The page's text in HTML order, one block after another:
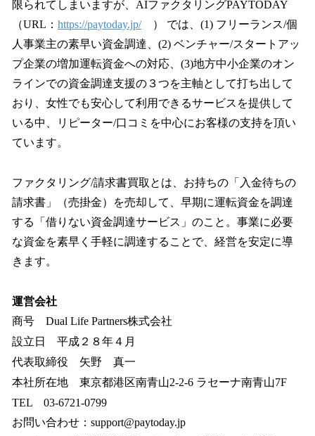
限られてしまいますが、AIファクタリングPAYTODAY
（URL： https://paytoday.jp/） では、(1) フリーランス/個
人事業主の素早い資金調達、(2) ベンチャー/スタートアッ
プ企業の増加運転資金への対応、(3)地方中小企業のオン
ラインでの資金調達支援の３つを主軸として打ち出して
おり、女性でも安心して利用できるサービスを提供して
いる中、リピーター/口コミを中心にお客様の支持を頂い
ています。
ファクタリング/請求書買取とは、お持ちの「入金待ちの
請求書」（売掛金）を売却して、早期に運転資金を調達
する「借りない資金調達サービス」のこと。事業に必要
な資金を素早く手軽に調達することで、経営を安定に導
きます。
運営会社
商号 Dual Life Partners株式会社
設立日 平成２８年４月
代表取締役 矢野 真一
本社所在地 東京都港区南青山2-2-6 ラセーナ南青山7F
TEL 03-6721-0799
お問い合わせ：support@paytoday.jp